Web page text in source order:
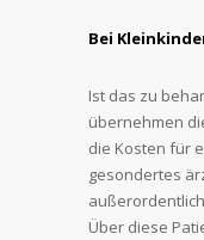
Bei
Ist das zu
übernehmen
die Kosten für
gesondertes
Über diese